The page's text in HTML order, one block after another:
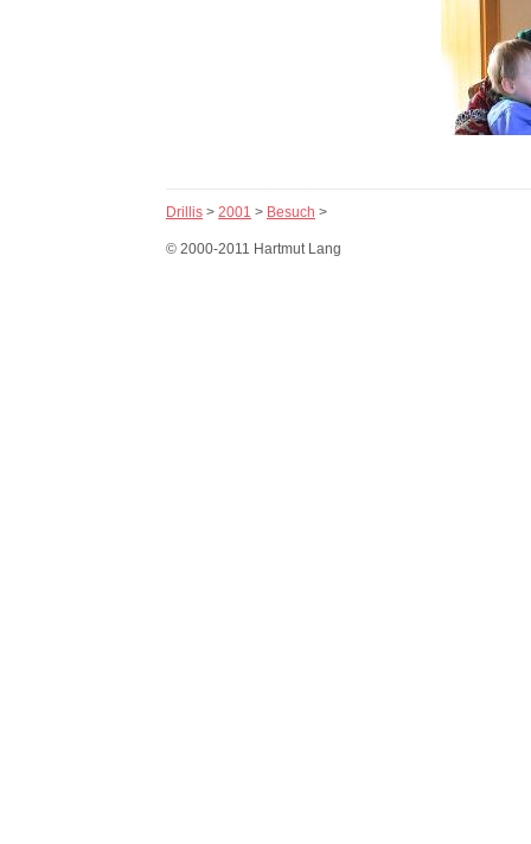
Drillis > 2001 > Besuch >
© 2000-2011 Hartmut Lang